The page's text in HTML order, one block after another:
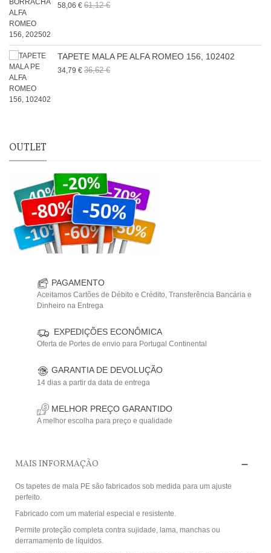
58,06 € 61,12 €
TAPETE MALA PE ALFA ROMEO 156, 102402
34,79 € 36,62 €
OUTLET
PAGAMENTO
Aceitamos Cartões de Débito e Crédito, Transferência Bancária e
Dinheiro na Entrega
EXPEDIÇÕES ECONÔMICA
Oferta de Portes de envio para Portugal Continental
GARANTIA DE DEVOLUÇÃO
14 dias a partir da data de entrega
MELHOR PREÇO GARANTIDO
A melhor escolha para preço e qualidade
MAIS INFORMAÇÃO
Os tapetes de mala PE são fabricados sob medida para um ajuste
perfeito.
Fabricado com um material especial e resistente.
Permite proteção completa contra sujidade, lama, manchas ou
derramamento de líquidos.